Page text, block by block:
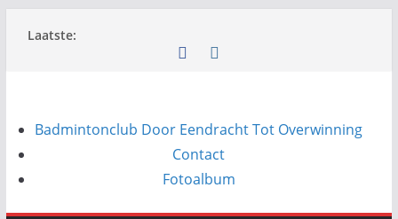
naar
Laatste:
Badmintonclub Door Eendracht Tot Overwinning
Contact
Fotoalbum